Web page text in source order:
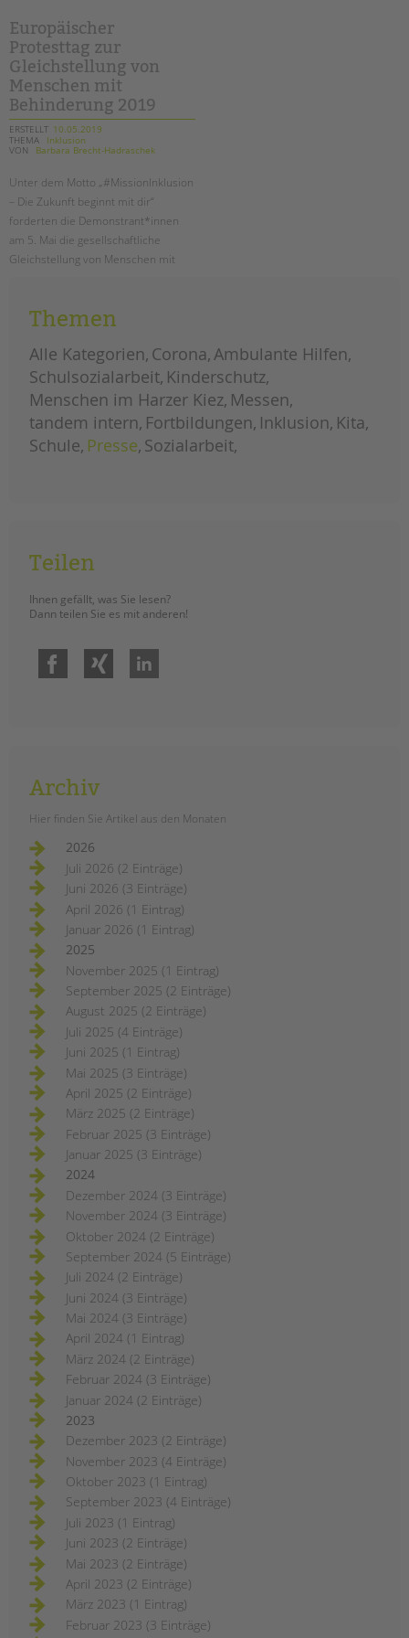
da!
Europäischer
Protesttag zur
Gleichstellung von
Menschen mit
Behinderung 2019
ERSTELLT 10.05.2019
THEMA
Inklusion
VON
Barbara Brecht-Hadraschek
Unter dem Motto „#MissionInklusion
– Die Zukunft beginnt mit dir“
forderten die Demonstrant*innen
am 5. Mai die gesellschaftliche
Gleichstellung von Menschen mit
weiterleseneuropäischer
protesttag
gleichstellung
von
menschen
mit
behinderung
2019
Themen
Alle Kategorien Corona Ambulante Hilfen
Schulsozialarbeit Kinderschutz
Menschen im Harzer Kiez Messen
tandem intern Fortbildungen Inklusion Kita
Schule Presse Sozialarbeit
Teilen
Ihnen gefällt, was Sie lesen?
Dann teilen Sie es mit anderen!
Facebook
Archiv
Hier finden Sie Artikel aus den Monaten
2026
Juli 2026 (2 Einträge)
Juni 2026 (3 Einträge)
April 2026 (1 Eintrag)
Januar 2026 (1 Eintrag)
2025
November 2025 (1 Eintrag)
September 2025 (2 Einträge)
August 2025 (2 Einträge)
Juli 2025 (4 Einträge)
Juni 2025 (1 Eintrag)
Mai 2025 (3 Einträge)
April 2025 (2 Einträge)
März 2025 (2 Einträge)
Februar 2025 (3 Einträge)
Januar 2025 (3 Einträge)
2024
Dezember 2024 (3 Einträge)
November 2024 (3 Einträge)
Oktober 2024 (2 Einträge)
September 2024 (5 Einträge)
Juli 2024 (2 Einträge)
Juni 2024 (3 Einträge)
Mai 2024 (3 Einträge)
April 2024 (1 Eintrag)
März 2024 (2 Einträge)
Februar 2024 (3 Einträge)
Januar 2024 (2 Einträge)
2023
Dezember 2023 (2 Einträge)
November 2023 (4 Einträge)
Oktober 2023 (1 Eintrag)
September 2023 (4 Einträge)
Juli 2023 (1 Eintrag)
Juni 2023 (2 Einträge)
Mai 2023 (2 Einträge)
April 2023 (2 Einträge)
März 2023 (1 Eintrag)
Februar 2023 (3 Einträge)